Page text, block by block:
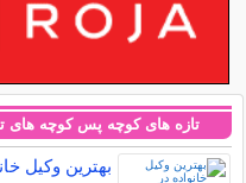
تازه های کوچه پس کوچه های
بهترین وکیل